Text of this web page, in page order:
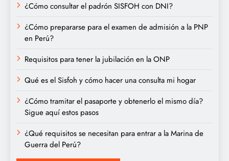
¿Cómo consultar el padrón SISFOH con DNI?
¿Cómo prepararse para el examen de admisión a la PNP
en Perú?
Requisitos para tener la jubilación en la ONP
Qué es el Sisfoh y cómo hacer una consulta mi hogar
¿Cómo tramitar el pasaporte y obtenerlo el mismo día?
Sigue aquí estos pasos
¿Qué requisitos se necesitan para entrar a la Marina de
Guerra del Perú?